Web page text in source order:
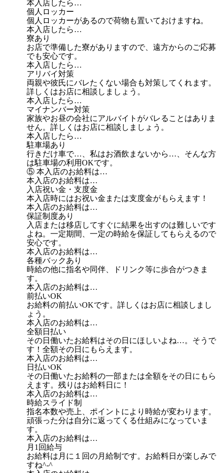
本入店したら…
個人ロッカー
個人ロッカーがあるので荷物も置いておけますね。
本入店したら…
寮あり
お店で準備した寮がありますので、遠方からのご応募
でも安心です。
本入店したら…
アリバイ対策
両親や彼氏にバレたくない場合も対策してくれます。
詳しくはお店に相談しましょう。
本入店したら…
マイナンバー対策
家族やお昼の会社にアルバイトがバレることはありま
せん。詳しくはお店に相談しましょう。
本入店したら…
駐車場あり
行きだけ車で…、私はお酒飲まないから…、そんな方
は駐車場の利用OKです。
⑤ 本入店のお給料は…
本入店のお給料は…
入店祝い金・支度金
本入店時にはお祝い金または支度金がもらえます！
本入店のお給料は…
保証制度あり
入店または移店してすぐに結果を出すのは難しいです
よね。一定期間、一定の時給を保証してもらえるので
安心です。
本入店のお給料は…
各種バックあり
時給の他に指名や同伴、ドリンク等に歩合がつきま
す。
本入店のお給料は…
前払いOK
お給料の前払いOKです。詳しくはお店に相談しまし
ょう。
本入店のお給料は…
全額日払い
その日働いたお給料はその日にほしいよね…。そうで
す！全額その日にもらえます。
本入店のお給料は…
日払いOK
その日働いたお給料の一部または全額をその日にもら
えます。残りはお給料日に！
本入店のお給料は…
時給スライド制
指名本数や売上、ポイントにより時給が変わります。
頑張った分は自分に返ってくる仕組みになっていま
す。
本入店のお給料は…
月1回給与
お給料は月に１回の月給制です。お給料日が楽しみで
すね^-^